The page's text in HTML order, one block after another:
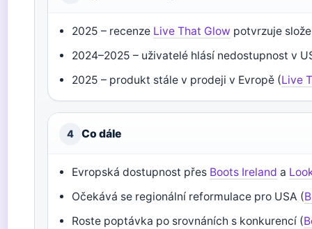
2025 – recenze Live That Glow potvrzuje
2024–2025 – uživatelé hlásí nedostupnost v
2025 – produkt stále v prodeji v Evropě (Live
4 Co dále
Evropská dostupnost přes Boots Ireland a
Očekává se regionální reformulace pro USA (
Roste poptávka po srovnáních s konkurencí (